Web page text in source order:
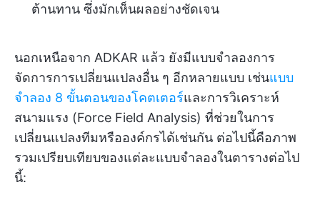
ต้านทาน ซึ่งมักเห็นผลอย่างชัดเจน
นอกเหนือจาก ADKAR แล้ว ยังมีแบบจำลองการ
จัดการการเปลี่ยนแปลงอื่น ๆ อีกหลายแบบ เช่นแบบ
จำลอง 8 ขั้นตอนของโคตเตอร์และการวิเคราะห์
สนามแรง (Force Field Analysis) ที่ช่วยในการ
เปลี่ยนแปลงทีมหรือองค์กรได้เช่นกัน ต่อไปนี้คือภาพ
รวมเปรียบเทียบของแต่ละแบบจำลองในตารางต่อไป
นี้: